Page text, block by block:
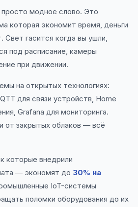
модное слово. Это
которая экономит время, деньги
гасится когда вы ушли,
под расписание, камеры
при движении.
на открытых технологиях:
для связи устройств, Home
Grafana для мониторинга.
от закрытых облаков — всё
которые внедрили
— экономят до 30% на
IoT-системы
поломки оборудования до их